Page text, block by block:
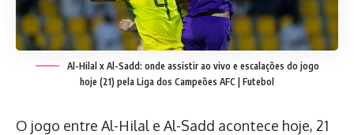
Al-Hilal x Al-Sadd: onde assistir ao vivo e escalações do jogo
hoje (21) pela Liga dos Campeões AFC | Futebol
O jogo entre Al-Hilal e Al-Sadd acontece hoje, 21